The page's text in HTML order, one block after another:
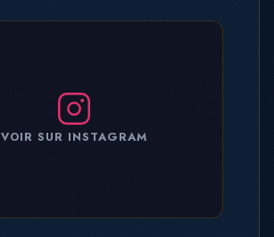
VOIR SUR INSTAGRAM